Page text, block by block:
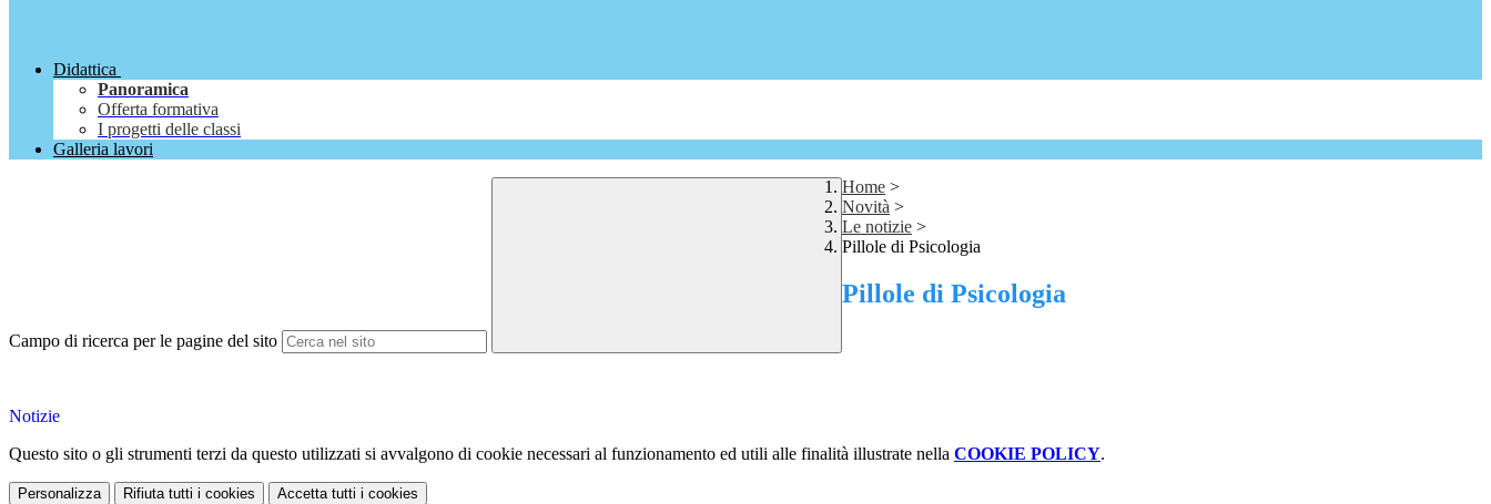
Didattica
Panoramica
Offerta formativa
I progetti delle classi
Galleria lavori
Campo di ricerca per le pagine del sito
Home >
Novità >
Le notizie >
Pillole di Psicologia
Pillole di Psicologia
Notizie
Questo sito o gli strumenti terzi da questo utilizzati si avvalgono di cookie necessari al funzionamento ed utili alle finalità illustrate nella COOKIE POLICY.
Personalizza Rifiuta tutti i cookies Accetta tutti i cookies